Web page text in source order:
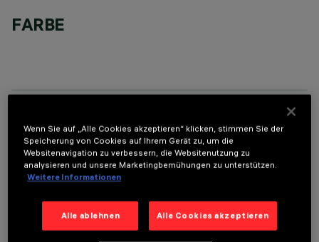
FARBE
OPTIONALE KOMPONENTEN
TECHNISCHE DATEN
Wenn Sie auf „Alle Cookies akzeptieren“ klicken, stimmen Sie der
Speicherung von Cookies auf Ihrem Gerät zu, um die
Websitenavigation zu verbessern, die Websitenutzung zu
analysieren und unsere Marketingbemühungen zu unterstützen.
Weitere Informationen
Alle ablehnen Alle Cookies akzeptieren